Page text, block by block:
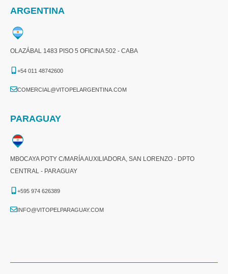
ARGENTINA
OLAZÁBAL 1483 PISO 5 OFICINA 502 - CABA
+54 011 48742600​
COMERCIAL@VITOPELARGENTINA.COM​
PARAGUAY
MBOCAYA POTY C/MARÍA AUXILIADORA, SAN LORENZO - DPTO
CENTRAL - PARAGUAY
+595 974 626389
INFO@VITOPELPARAGUAY.COM